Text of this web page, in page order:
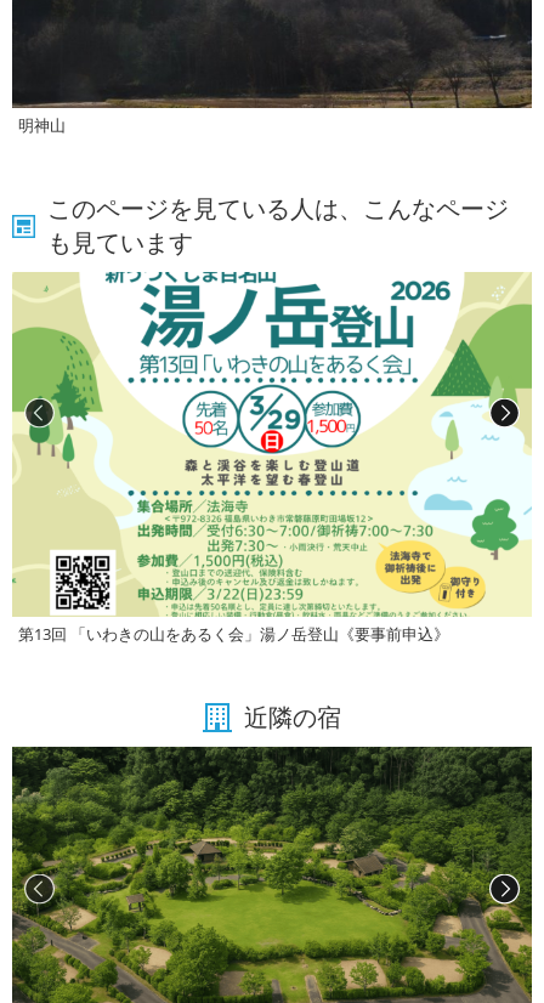
明神山
このページを見ている人は、こんなページ
も見ています
第13回 「いわきの山をあるく会」湯ノ岳登山《要事前申込》
近隣の宿